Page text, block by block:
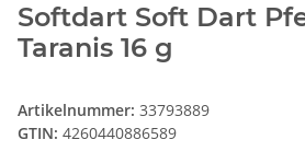
Softdart Soft Dart
Taranis 16 g
Artikelnummer: 33793889
GTIN: 4260440886589